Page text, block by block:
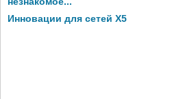
Инновации для сетей X5